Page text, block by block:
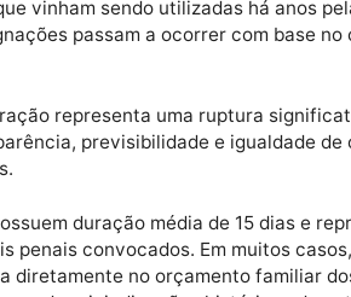
preocupação com a publicação
convocação de servidores que
Jaru e Machadinho d’Oeste.
prevista no artigo 2º da
que vinham sendo utilizadas há
representa uma ruptura